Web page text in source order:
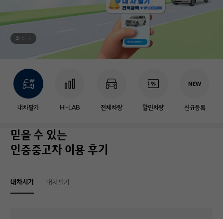
3
내차팔기 Hi-LAB 전체차량 할인차량 신규등록
믿을 수 있는
인증중고차 이용 후기
내차사기 내차팔기